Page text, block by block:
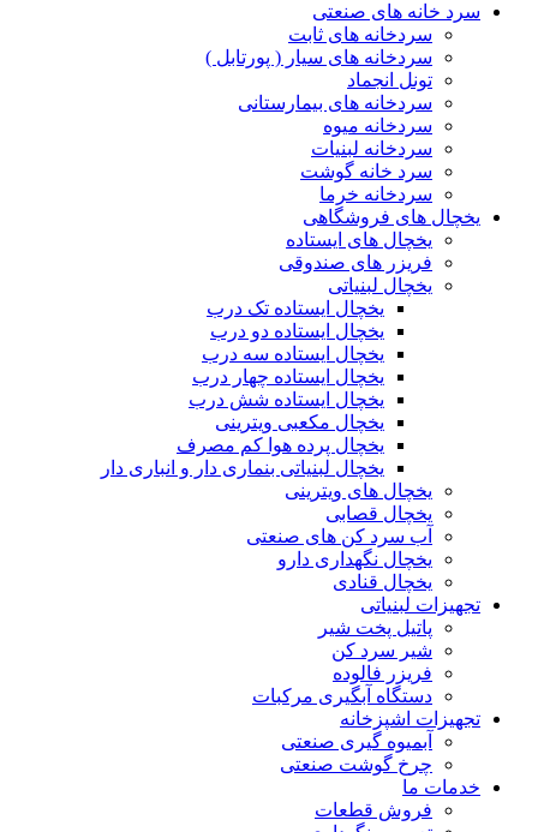
سرد خانه های صنعتی
سردخانه های ثابت
سردخانه های سیار ( پورتابل )
تونل انجماد
سردخانه های بیمارستانی
سردخانه میوه
سردخانه لبنیات
سرد خانه گوشت
سردخانه خرما
یخچال های فروشگاهی
یخچال های ایستاده
فریزر های صندوقی
یخچال لبنیاتی
یخچال ایستاده تک درب
یخچال ایستاده دو درب
یخچال ایستاده سه درب
یخچال ایستاده چهار درب
یخچال ایستاده شش درب
یخچال مکعبی ویترینی
یخچال پرده هوا کم مصرف
یخچال لبنیاتی بنماری دار و انباری دار
یخچال های ویترینی
یخچال قصابی
آب سرد کن های صنعتی
یخچال نگهداری دارو
یخچال قنادی
تجهیزات لبنیاتی
پاتیل پخت شیر
شیر سرد کن
فریزر فالوده
دستگاه آبگیری مرکبات
تجهیزات اشپزخانه
آبمیوه گیری صنعتی
چرخ گوشت صنعتی
خدمات ما
فروش قطعات